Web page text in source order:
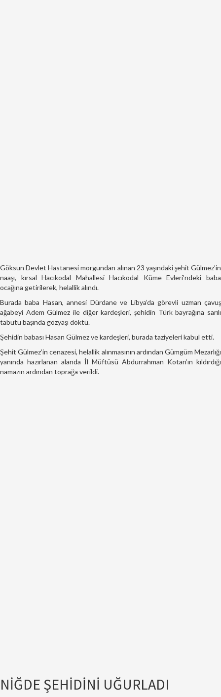
Göksun Devlet Hastanesi morgundan alınan 23 yaşındaki şehit Gülmez’in
naaşı, kırsal Hacıkodal Mahallesi Hacıkodal Küme Evleri’ndeki baba
ocağına getirilerek, helallik alındı.
Burada baba Hasan, annesi Dürdane ve Libya’da görevli uzman çavuş
ağabeyi Adem Gülmez ile diğer kardeşleri, şehidin Türk bayrağına sarılı
tabutu başında gözyaşı döktü.
Şehidin babası Hasan Gülmez ve kardeşleri, burada taziyeleri kabul etti.
Şehit Gülmez’in cenazesi, helallik alınmasının ardından Gümgüm Mezarlığı
yanında hazırlanan alanda İl Müftüsü Abdurrahman Kotan’ın kıldırdığı
namazın ardından toprağa verildi.
NİĞDE ŞEHİDİNİ UĞURLADI